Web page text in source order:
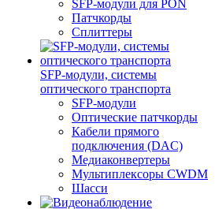
SFP-модули для PON
Патчкорды
Сплиттеры
SFP-модули, системы
оптического транспорта
SFP-модули
Оптические патчкорды
Кабели прямого
подключения (DAC)
Медиаконвертеры
Мультиплексоры CWDM
Шасси